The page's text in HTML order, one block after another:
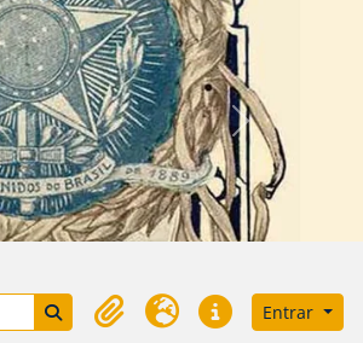
Próximo
Busque na página de navegação
Área de Transferência
Idioma Atalhos Entrar